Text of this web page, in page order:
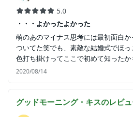
5.0
・・・よかったよかった
萌のあのマイナス思考には最初面白
ついてた笑でも、素敵な結婚式でほっ
色打ち掛けってここで初めて知ったか
2020/08/14
グッドモーニング・キスのレビ